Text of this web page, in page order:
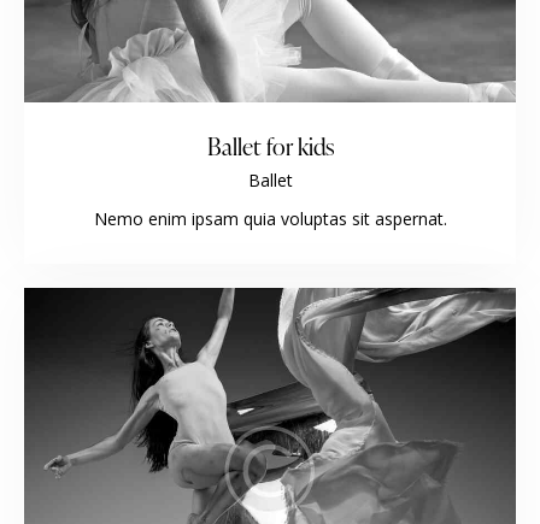
Ballet for kids
Ballet
Nemo enim ipsam quia voluptas sit aspernat.